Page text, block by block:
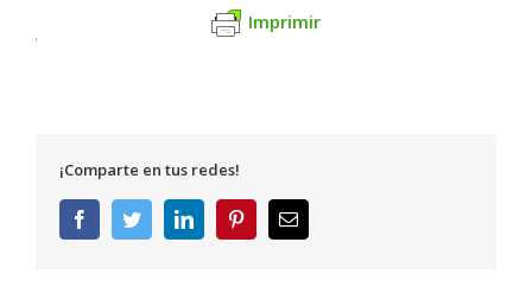
Imprimir
¡Comparte en tus redes!
FacebookTwitterLinkedInPinterestCorreo
electrónico